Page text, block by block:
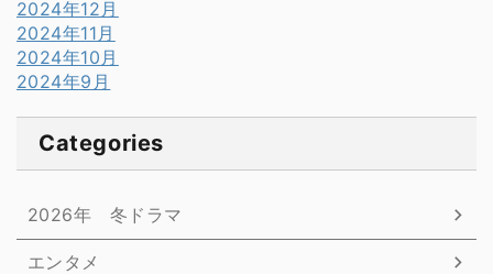
2024年12月
2024年11月
2024年10月
2024年9月
Categories
2026年 冬ドラマ
エンタメ